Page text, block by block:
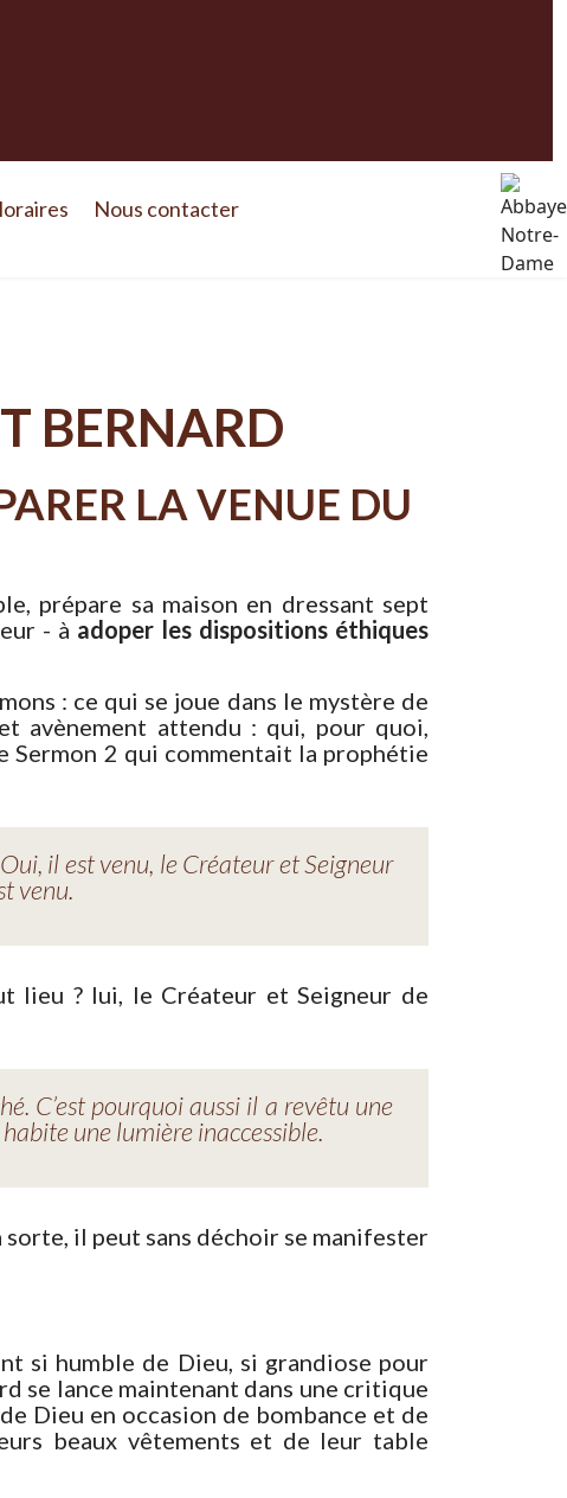
Nous contacter
BERNARD
LA VENUE DU
prépare sa maison en dressant sept
- à adoper les dispositions éthiques
: ce qui se joue dans le mystère de
avènement attendu : qui, pour quoi,
Sermon 2 qui commentait la prophétie
il est venu, le Créateur et Seigneur
venu.
lieu ? lui, le Créateur et Seigneur de
C’est pourquoi aussi il a revêtu une
une lumière inaccessible.
sorte, il peut sans déchoir se manifester
si humble de Dieu, si grandiose pour
se lance maintenant dans une critique
Dieu en occasion de bombance et de
beaux vêtements et de leur table